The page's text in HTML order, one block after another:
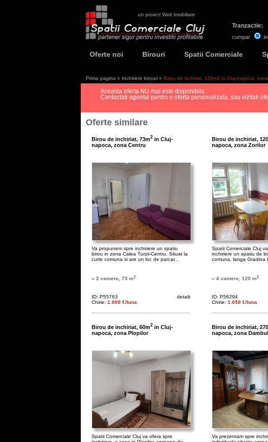
un proiect Welt Imobiliare
Tranzactie:
cumpar
Oferte noi Birouri Spatii Comerciale
Prima pagina » Inchiriere birouri » Birou de inchiriat, 120m2 in Cluj-napoca,
Aceasta oferta NU mai este disponibila.
Contactati agentul pentru o oferta personalizata, sau vizitati
Oferte similare
Birou de inchiriat, 73m2 in Cluj-
napoca, zona Centru
Va propunem spre inchiriere un spatiu
birou in zona Calea Turzii-Centru. Situat la
curte comuna si are un loc de parcar...
» 2 camere, 73 m2
detalii
ID: P55763
Chirie: 1.000 €/luna
Birou de inchiriat,
napoca, zona Zorilor
Spatii Comerciale Cluj
inchiriere un spatiu de
comuna, langa Gradina
» 4 camere, 120 m2
ID: P56294
Chirie: 1.050 €/luna
Birou de inchiriat, 60m2 in Cluj-
napoca, zona Plopilor
Spatii Comerciale Cluj va ofera spre
Birou de inchiriat,
napoca, zona
Va prezentam spre